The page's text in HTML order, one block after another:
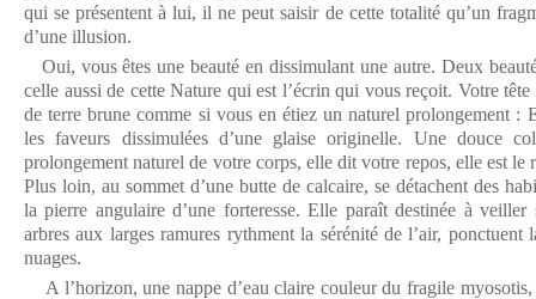
qui se présentent à lui, il ne peut saisir de cette totalité qu’un
d’une illusion.
Oui, vous êtes une beauté en dissimulant une autre. Deux
celle aussi de cette Nature qui est l’écrin qui vous reçoit. Votre
de terre brune comme si vous en étiez un naturel prolongement :
les faveurs dissimulées d’une glaise originelle. Une douce
prolongement naturel de votre corps, elle dit votre repos, elle est le
Plus loin, au sommet d’une butte de calcaire, se détachent des
la pierre angulaire d’une forteresse. Elle paraît destinée à veiller
arbres aux larges ramures rythment la sérénité de l’air, ponctuent
nuages.
A l’horizon, une nappe d’eau claire couleur du fragile myosotis,